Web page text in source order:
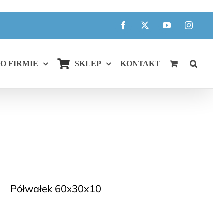
Facebook
X YouTube
O FIRMIE SKLEP KONTAKT
Półwałek 60x30x10